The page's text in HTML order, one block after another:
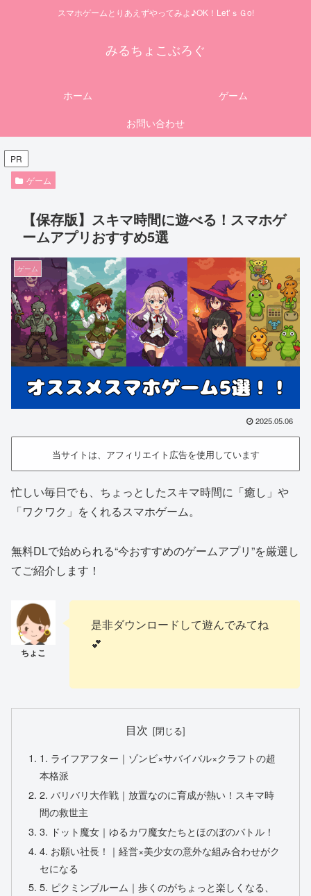
スマホゲームとりあえずやってみよ♪OK！Let’ｓＧo!
みるちょこぶろぐ
ホーム
ゲーム
お問い合わせ
PR
ゲーム
【保存版】スキマ時間に遊べる！スマホゲ
ームアプリおすすめ5選
ゲーム
2025.05.06
当サイトは、アフィリエイト広告を使用しています
忙しい毎日でも、ちょっとしたスキマ時間に「癒し」や
「ワクワク」をくれるスマホゲーム。
無料DLで始められる“今おすすめのゲームアプリ”を厳選し
てご紹介します！
是非ダウンロードして遊んでみてね
💕
目次
1. ライフアフター｜ゾンビ×サバイバル×クラフトの超
本格派
2. バリバリ大作戦｜放置なのに育成が熱い！スキマ時
間の救世主
3. ドット魔女｜ゆるカワ魔女たちとほのぼのバトル！
4. お願い社長！｜経営×美少女の意外な組み合わせがク
セになる
5. ピクミンブルーム｜歩くのがちょっと楽しくなる、